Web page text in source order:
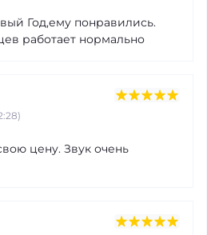
Год,ему понравились.
работает нормально
цену. Звук очень